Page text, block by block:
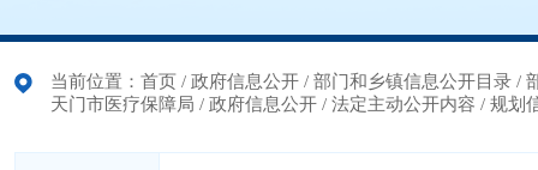
当前位置： 首页 / 政府信息公开 / 部门和乡镇信息公开目录 /
天门市医疗保障局 / 政府信息公开 / 法定主动公开内容 / 规划